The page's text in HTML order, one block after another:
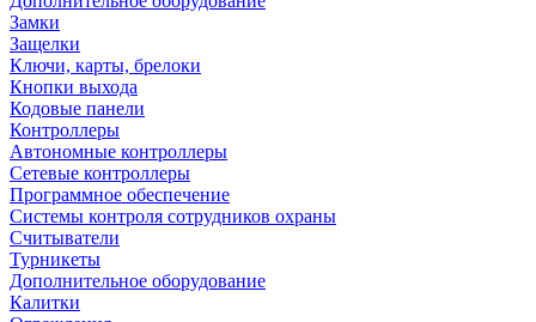
Замки
Защелки
Ключи, карты, брелоки
Кнопки выхода
Кодовые панели
Контроллеры
Автономные контроллеры
Сетевые контроллеры
Программное обеспечение
Системы контроля сотрудников охраны
Считыватели
Турникеты
Дополнительное оборудование
Калитки